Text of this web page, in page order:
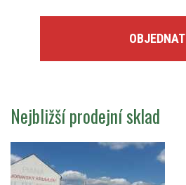
OBJEDNAT
Nejbližší prodejní sklad